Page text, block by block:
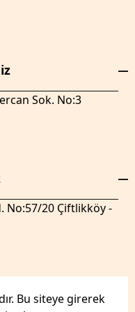
Bu siteye girerek
Sok. No:3
No:57/20 Çiftlikköy -